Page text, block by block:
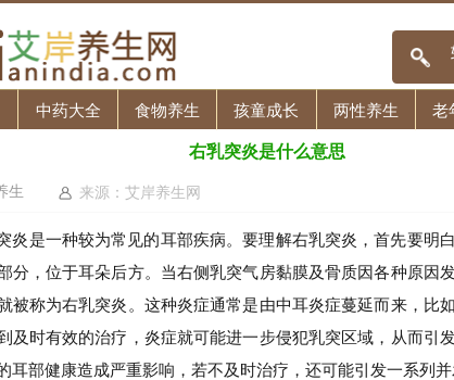
中药大全 食物养生 孩童成长 两性养生 老
右乳突炎是什么意思
生 来源：艾岸养生网
炎是一种较为常见的耳部疾病。要理解右乳突炎，首先要明
分，位于耳朵后方。当右侧乳突气房黏膜及骨质因各种原因
被称为右乳突炎。这种炎症通常是由中耳炎症蔓延而来，比
及时有效的治疗，炎症就可能进一步侵犯乳突区域，从而引
耳部健康造成严重影响，若不及时治疗，还可能引发一系列并